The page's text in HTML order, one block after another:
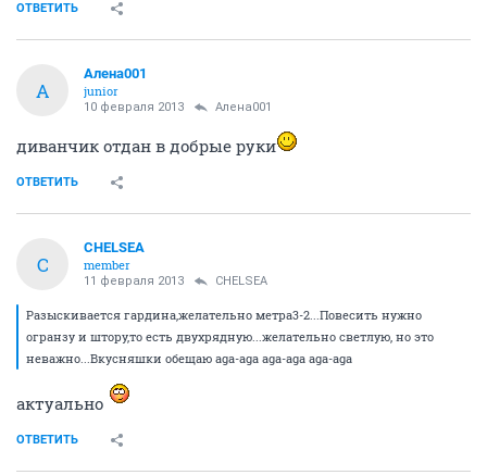
ОТВЕТИТЬ
А
Алена001
junior
10 февраля 2013 Алена001
диванчик отдан в добрые руки
ОТВЕТИТЬ
C
CHELSEA
member
11 февраля 2013 CHELSEA
Разыскивается гардина,желательно метра3-2...Повесить нужно
огранзу и штору,то есть двухрядную...желательно светлую, но это
неважно...Вкусняшки обещаю aga-aga aga-aga aga-aga
актуально
ОТВЕТИТЬ